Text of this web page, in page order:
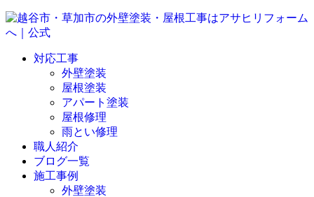
対応工事
外壁塗装
屋根塗装
アパート塗装
屋根修理
雨とい修理
職人紹介
ブログ一覧
施工事例
外壁塗装